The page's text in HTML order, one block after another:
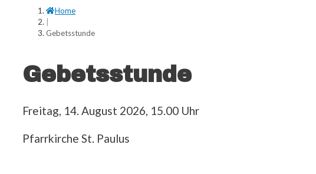
Home
Gebetsstunde
Gebetsstunde
Freitag, 14. August 2026, 15.00 Uhr
Pfarrkirche St. Paulus